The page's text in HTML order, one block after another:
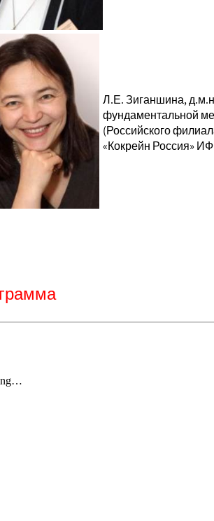
Л.Е. Зиганшина,
фундаментальной
(Российского
«Кокрейн Россия»